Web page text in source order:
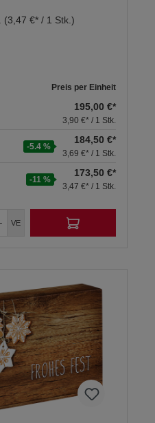
(3,47 €* / 1 Stk.)
Preis per Einheit
195,00 €*
3,90 €* / 1 Stk.
-5.4 %
184,50 €*
3,69 €* / 1 Stk.
-11 %
173,50 €*
3,47 €* / 1 Stk.
VE